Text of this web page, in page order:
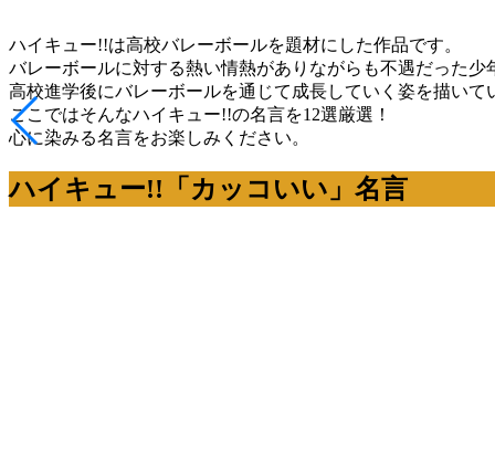
ハイキュー!!は高校バレーボールを題材にした作品です。
バレーボールに対する熱い情熱がありながらも不遇だった少
高校進学後にバレーボールを通じて成長していく姿を描いて
ここではそんなハイキュー!!の名言を12選厳選！
心に染みる名言をお楽しみください。
ハイキュー!!「カッコいい」名言